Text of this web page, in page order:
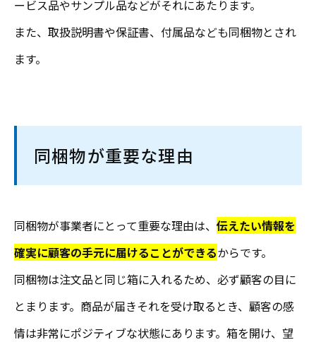
ービス品やサンプル品などがそれにあたります。
また、取扱説明書や保証書、付属品なども同梱物とされ
ます。
同梱物が重要な理由
同梱物が事業者にとって重要な理由は、 伝えたい情報を
確実に顧客の手元に届けることができるからです。
同梱物は注文品と同じ箱に入れるため、必ず顧客の目に
とまります。商品が届きそれを受け取るとき、顧客の感
情は非常にポジティブな状態にあります。箱を開け、望